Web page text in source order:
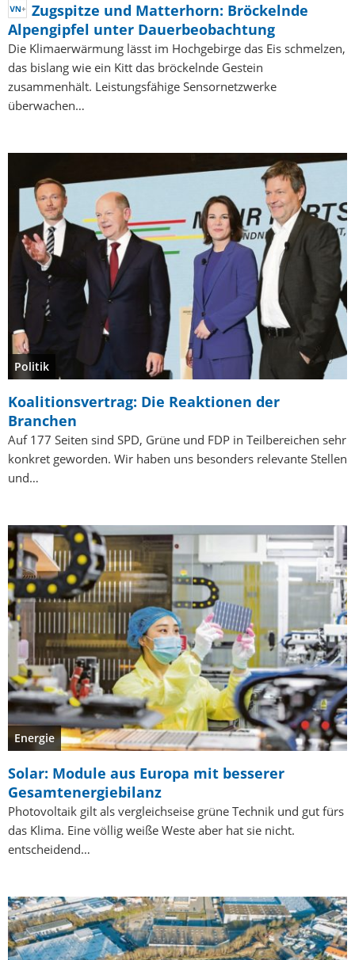
Zugspitze und Matterhorn: Bröckelnde
Alpengipfel unter Dauerbeobachtung
Die Klimaerwärmung lässt im Hochgebirge das Eis schmelzen,
das bislang wie ein Kitt das bröckelnde Gestein
zusammenhält. Leistungsfähige Sensornetzwerke
überwachen…
Politik
Koalitionsvertrag: Die Reaktionen der
Branchen
Auf 177 Seiten sind SPD, Grüne und FDP in Teilbereichen sehr
konkret geworden. Wir haben uns besonders relevante Stellen
und…
Energie
Solar: Module aus Europa mit besserer
Gesamtenergiebilanz
Photovoltaik gilt als vergleichseise grüne Technik und gut fürs
das Klima. Eine völlig weiße Weste aber hat sie nicht.
entscheidend…